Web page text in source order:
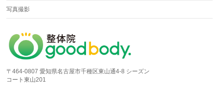
写真撮影
〒464-0807 愛知県名古屋市千種区東山通4-8 シーズン
コート東山201